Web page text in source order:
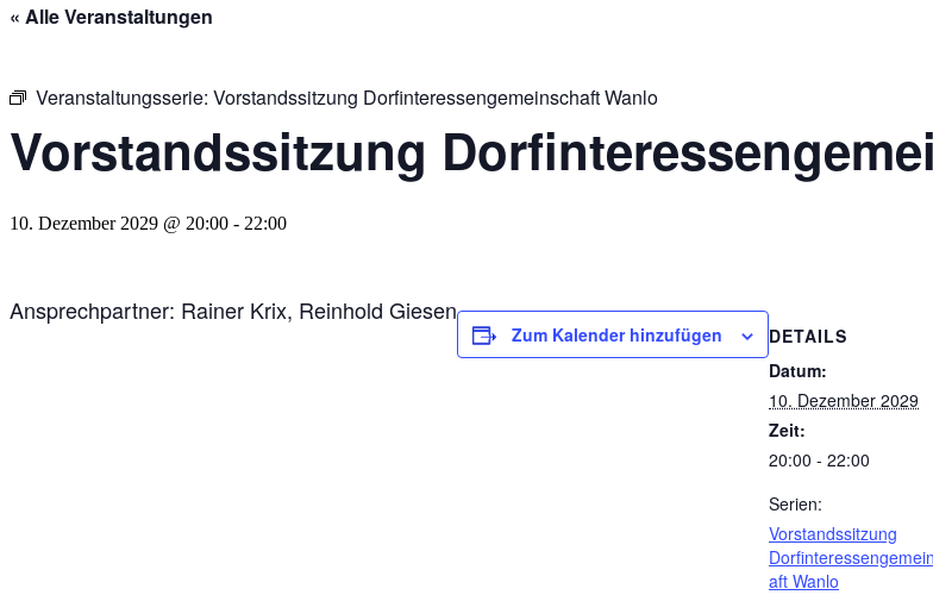
« Alle Veranstaltungen
Veranstaltungsserie: Vorstandssitzung Dorfinteressengemeinschaft Wanlo
Vorstandssitzung
10. Dezember 2029 @ 20:00 - 22:00
Ansprechpartner: Rainer Krix, Reinhold Giesen
Zum Kalender hinzufügen
DETAILS
Datum:
10. Dezember 2029
Zeit:
20:00 - 22:00
Serien:
Vorstandssitzung
aft Wanlo